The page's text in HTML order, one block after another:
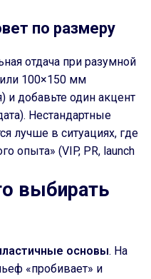
по размеру
отдача при разумной
или 100×150 мм
и добавьте один акцент
Нестандартные
лучше в ситуациях, где
опыта» (VIP, PR, launch
выбирать
основы. На
«пробивает» и